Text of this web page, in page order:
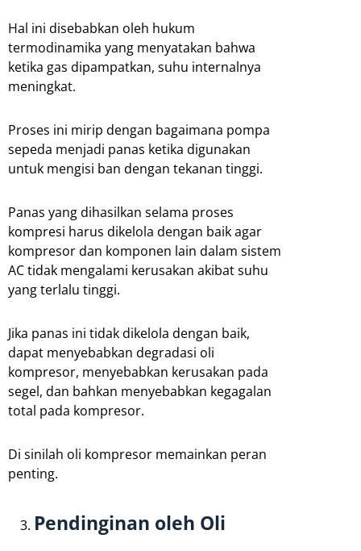
Hal ini disebabkan oleh hukum
termodinamika yang menyatakan bahwa
ketika gas dipampatkan, suhu internalnya
meningkat.
Proses ini mirip dengan bagaimana pompa
sepeda menjadi panas ketika digunakan
untuk mengisi ban dengan tekanan tinggi.
Panas yang dihasilkan selama proses
kompresi harus dikelola dengan baik agar
kompresor dan komponen lain dalam sistem
AC tidak mengalami kerusakan akibat suhu
yang terlalu tinggi.
Jika panas ini tidak dikelola dengan baik,
dapat menyebabkan degradasi oli
kompresor, menyebabkan kerusakan pada
segel, dan bahkan menyebabkan kegagalan
total pada kompresor.
Di sinilah oli kompresor memainkan peran
penting.
Pendinginan oleh Oli